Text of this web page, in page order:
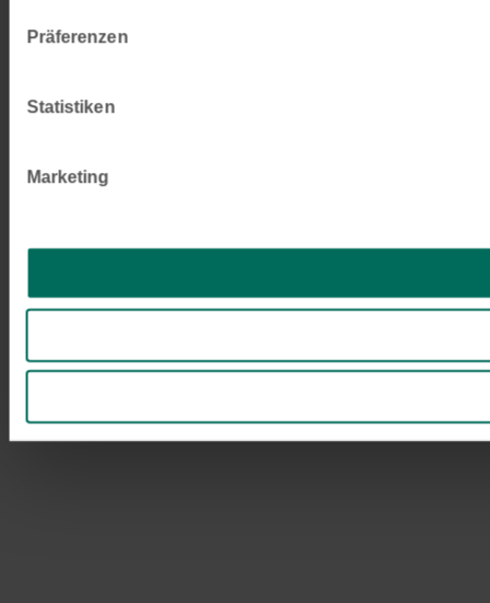
Präferenzen
Statistiken
Marketing